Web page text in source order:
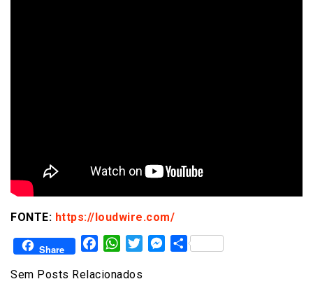
FONTE: https://loudwire.com/
Share FacebookWhatsAppTwitterMessenger
Share
Sem Posts Relacionados